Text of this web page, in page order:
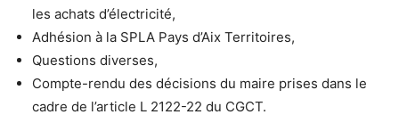
les achats d’électricité,
Adhésion à la SPLA Pays d’Aix Territoires,
Questions diverses,
Compte-rendu des décisions du maire prises dans le
cadre de l’article L 2122-22 du CGCT.